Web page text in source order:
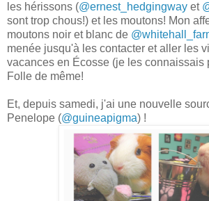
les hérissons (@ernest_hedgingway et
sont trop chous!) et les moutons! Mon
moutons noir et blanc de
menée jusqu'à les contacter et aller les
vacances en Écosse (je les connaissais
Folle de même!
Et, depuis samedi, j'ai une nouvelle
Penelope (@guineapigma) !